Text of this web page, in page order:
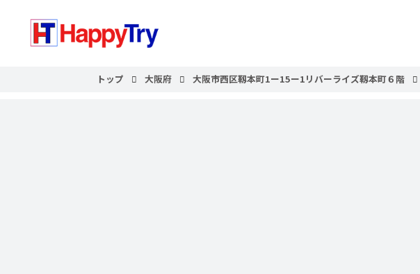
トップ 大阪府 大阪市西区靱本町1ー15ー1リバーライズ靱本町６階